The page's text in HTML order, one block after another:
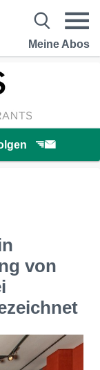
Meine Abos
von